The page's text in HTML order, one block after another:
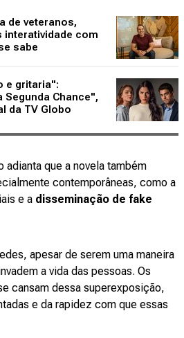
de veteranos,
interatividade com
sabe
e gritaria":
Segunda Chance",
da TV Globo
adianta que a novela também
contemporâneas, como a
e a disseminação de fake
apesar de serem uma maneira
a vida das pessoas. Os
cansam dessa superexposição,
e da rapidez com que essas